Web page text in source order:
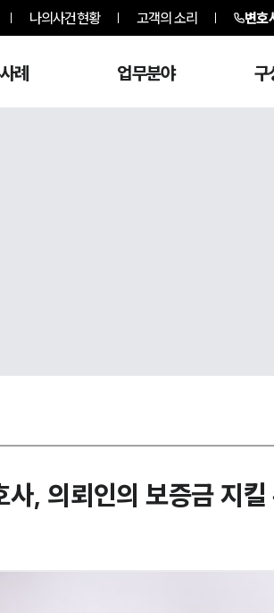
나의사건현황 고객의 소리 변호
례 업무분야 구
, 의뢰인의 보증금 지